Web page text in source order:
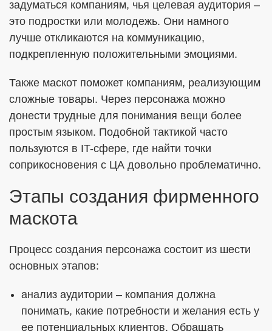
задуматься компаниям, чья целевая аудитория –
это подростки или молодежь. Они намного
лучше откликаются на коммуникацию,
подкрепленную положительными эмоциями.
Также маскот поможет компаниям, реализующим
сложные товары. Через персонажа можно
донести трудные для понимания вещи более
простым языком. Подобной тактикой часто
пользуются в IT-сфере, где найти точки
соприкосновения с ЦА довольно проблематично.
Этапы создания фирменного
маскота
Процесс создания персонажа состоит из шести
основных этапов:
анализ аудитории – компания должна
понимать, какие потребности и желания есть у
ее потенциальных клиентов. Обращать